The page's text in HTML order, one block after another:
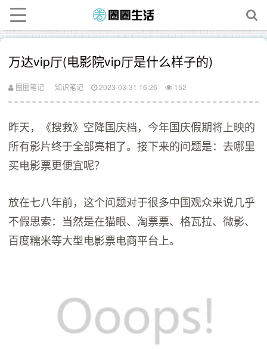
万达vip厅(电影院vip厅是什么样子的)
圈圈笔记 知识笔记 2023-03-31 16:26 152
昨天，《搜救》空降国庆档，今年国庆假期将上映的
所有影片终于全部亮相了。接下来的问题是：去哪里
买电影票更便宜呢？
放在七八年前，这个问题对于很多中国观众来说几乎
不假思索：当然是在猫眼、淘票票、格瓦拉、微影、
百度糯米等大型电影票电商平台上。